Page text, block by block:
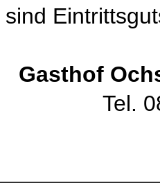
sind
Gasthof
Tel.